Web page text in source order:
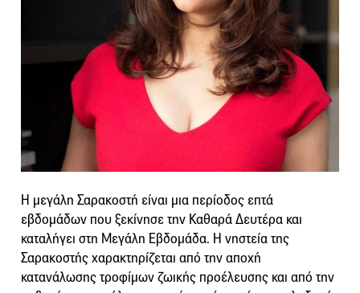
Η μεγάλη Σαρακοστή είναι μια περίοδος επτά
εβδομάδων που ξεκίνησε την Καθαρά Δευτέρα και
καταλήγει στη Μεγάλη Εβδομάδα. Η νηστεία της
Σαρακοστής χαρακτηρίζεται από την αποχή
κατανάλωσης τροφίμων ζωικής προέλευσης και από την